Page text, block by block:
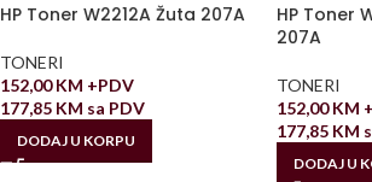
HP Toner W2212A Žuta 207A
TONERI
152,00KM +PDV
177,85 KM sa PDV
DODAJ U KORPU
HP Toner
207A
TONERI
152,00KM
177,85 KM
DODAJ U